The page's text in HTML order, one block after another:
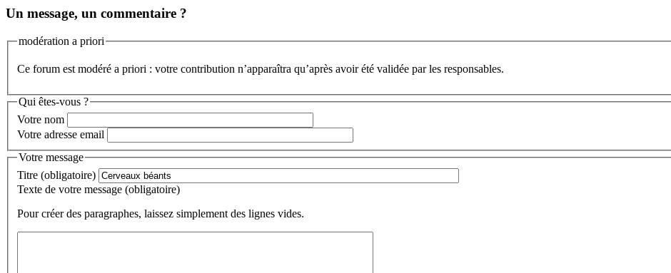
Un message, un commentaire ?
modération a priori
Ce forum est modéré a priori : votre contribution n’apparaîtra qu’après avoir été validée par les responsables.
Qui êtes-vous ?
Votre nom
Votre adresse email
Votre message
Titre (obligatoire)
Texte de votre message (obligatoire)
Pour créer des paragraphes, laissez simplement des lignes vides.